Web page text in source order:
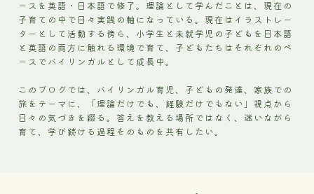
ースを英語・日本語で修了。理論として学んだことは、現在の
子育ての中で日々実践の軸になっている。現在はイラストレー
ターとして活動する傍ら、小学生と未就学児の子どもを日本語
と英語の両方に触れる環境で育て、子どもたちはそれぞれのペ
ースでバイリンガルとして成長中。
このブログでは、バイリンガル育児、子どもの発達、家族での
旅をテーマに、「理論だけでも、経験だけでもない」視点から
日々の気づきを綴る。答えを教える場所ではなく、迷いながら
育て、学び続ける過程そのものを共有したい。